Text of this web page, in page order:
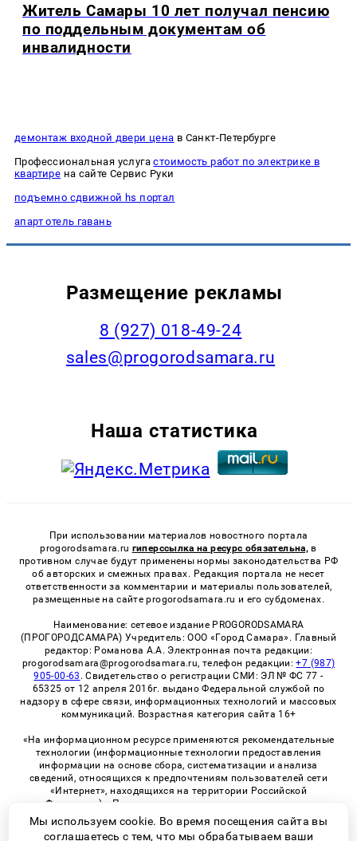
Житель Самары 10 лет получал пенсию
по поддельным документам об
инвалидности
демонтаж входной двери цена в Санкт-Петербурге
Профессиональная услугастоимость работ по электрике в
квартире на сайте Сервис Руки
подъемно сдвижной hs портал
апарт отель гавань
Размещение рекламы
8 (927) 018-49-24
sales@progorodsamara.ru
Наша статистика
При использовании материалов новостного портала
progorodsamara.ru гиперссылка на ресурс обязательна, в
противном случае будут применены нормы законодательства РФ
об авторских и смежных правах. Редакция портала не несет
ответственности за комментарии и материалы пользователей,
размещенные на сайте progorodsamara.ru и его субдоменах.
Наименование: сетевое издание PROGORODSAMARA
(ПРОГОРОДСАМАРА) Учредитель: ООО «Город Самара». Главный
редактор: Романова А.А. Электронная почта редакции:
progorodsamara@progorodsamara.ru, телефон редакции:+7 (987)
905-00-63 . Свидетельство о регистрации СМИ: ЭЛ № ФС 77 -
65325 от 12 апреля 2016г. выдано Федеральной службой по
надзору в сфере связи, информационных технологий и массовых
коммуникаций. Возрастная категория сайта 16+
«На информационном ресурсе применяются рекомендательные
технологии (информационные технологии предоставления
информации на основе сбора, систематизации и анализа
сведений, относящихся к предпочтениям пользователей сети
«Интернет», находящихся на территории Российской
Федерации)». Правила применения рекомендательных
технологий в виджетах рекламно-обменной сети
«СМИ2» (PDF)
Мы используем cookie. Во время посещения сайта вы
соглашаетесь с тем, что мы обрабатываем ваши